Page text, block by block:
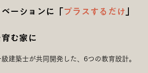
ーションに「 プラスするだけ
む家に
建築士が共同開発した、6つの教育設計。